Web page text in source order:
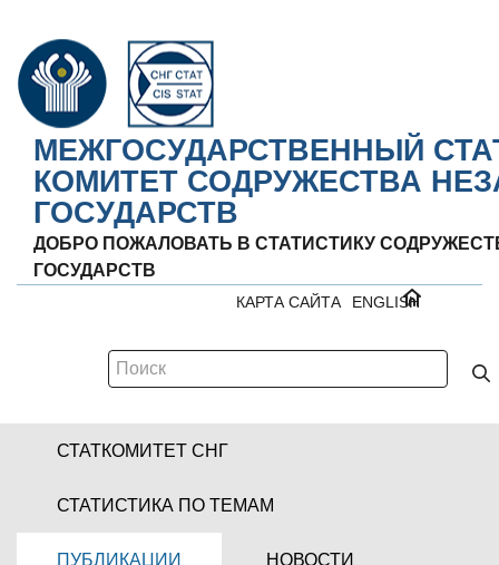
МЕЖГОСУДАРСТВЕННЫЙ
КОМИТЕТ СОДРУЖЕСТВА
ГОСУДАРСТВ
ДОБРО ПОЖАЛОВАТЬ В СТАТИСТИКУ
ГОСУДАРСТВ
ENGLISH
КАРТА САЙТА
СТАТКОМИТЕТ СНГ
СТАТИСТИКА ПО ТЕМАМ
ПУБЛИКАЦИИ НОВОСТИ